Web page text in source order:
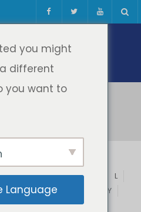
F G H I J
L
T U V
Y
you might
different
you want to
Language